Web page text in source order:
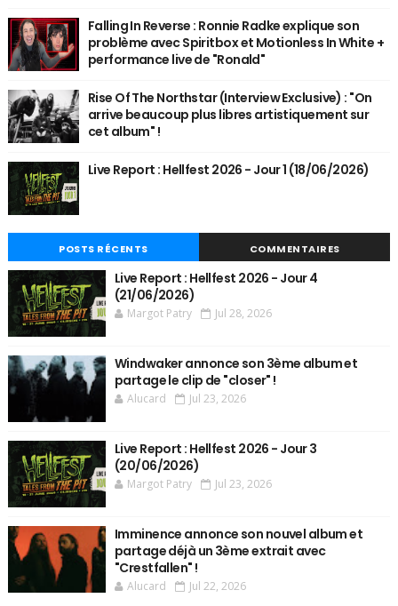
Falling In Reverse : Ronnie Radke explique son
problème avec Spiritbox et Motionless In White +
performance live de "Ronald"
Rise Of The Northstar (Interview Exclusive) : "On
arrive beaucoup plus libres artistiquement sur
cet album" !
Live Report : Hellfest 2026 - Jour 1 (18/06/2026)
POSTS RÉCENTS COMMENTAIRES
Live Report : Hellfest 2026 - Jour 4
(21/06/2026)
Margot Patry Jul 28, 2026
Windwaker annonce son 3ème album et
partage le clip de "closer" !
Alucard Jul 23, 2026
Live Report : Hellfest 2026 - Jour 3
(20/06/2026)
Margot Patry Jul 23, 2026
Imminence annonce son nouvel album et
partage déjà un 3ème extrait avec
"Crestfallen" !
Alucard Jul 22, 2026